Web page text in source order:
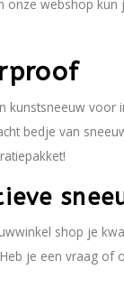
onze webshop kun
kunstsneeuw
bedje van
shop je
je een vraag